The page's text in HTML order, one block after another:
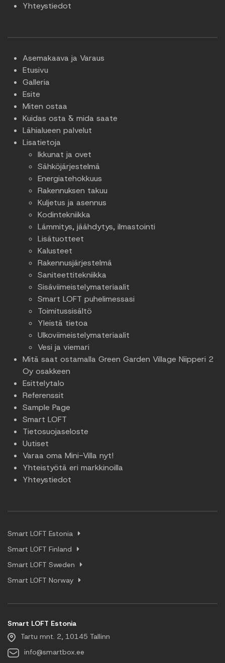
Yhteystiedot
Asemakaava ja Varaus
Etusivu
Galleria
Esite
Miten ostaa
Kuidas osta & mida saate
Lähialueen palvelut
Lisatietoja
Ikkunat ja ovet
Sähköjärjestelmä
Energiatehokkuus
Rakennuksen takuu
Kuljetus ja asennus
Kodintekniikka
Lämmitys, jäähdytys, ilmastointi
Lisätuotteet
Kalusteet
Rakennusjärjestelmä
Saniteettitekniikka
Sisäviimeistelymateriaalit
Smart LOFT puhelimessasi
Toimitussisältö
Yleistä tietoa
Ulkoviimeistelymateriaalit
Vesi ja viemari
Mitä saat ostamalla Green Garden Village Niipperi 2
Oy osakkeen
Esittelytalo
Referenssit
Sample Page
Smart LOFT
Tietosuojaseloste
Uutiset
Varaa oma Mini-Villa nyt!
Yhteistyötä eri markkinoilla
Yhteystiedot
Smart LOFT Estonia
Smart LOFT Finland
Smart LOFT Sweden
Smart LOFT Norway
Smart LOFT Estonia
Tartu mnt. 2, 10145 Tallinn
info@smartbox.ee